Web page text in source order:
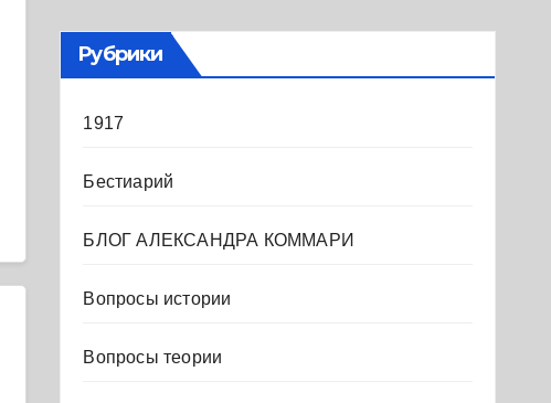
Рубрики
1917
Бестиарий
БЛОГ АЛЕКСАНДРА КОММАРИ
Вопросы истории
Вопросы теории